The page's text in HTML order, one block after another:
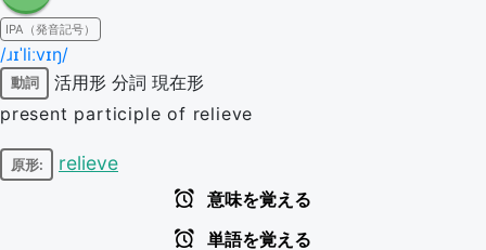
IPA（発音記号）
/ɹɪˈliːvɪŋ/
動詞 活用形 分詞 現在形
present participle of relieve
原形: relieve
意味を覚える
単語を覚える